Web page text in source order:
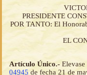
PRESIDENTE
POR TANTO: El
EL
Artículo Único.-
04945 de fecha 21 de